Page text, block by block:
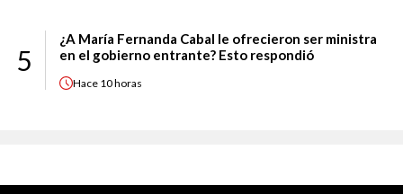
5
¿A María Fernanda Cabal le ofrecieron ser ministra
en el gobierno entrante? Esto respondió
Hace 10 horas